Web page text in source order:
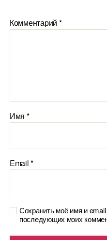
Комментарий *
Имя *
Email*
Сохранить моё имя и
последующих моих